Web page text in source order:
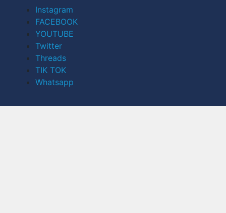
Instagram
FACEBOOK
YOUTUBE
Twitter
Threads
TIK TOK
Whatsapp